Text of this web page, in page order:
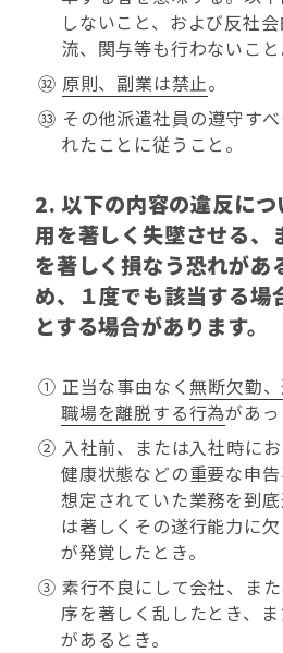
しないこと、および反社
流、関与等も行わないこと
㉜ 原則、副業は禁止。
㉝ その他派遣社員の遵守す
れたことに従うこと。
2. 以下の内容の違反に
用を著しく失墜させる、
を著しく損なう恐れがあ
め、１度でも該当する場
とする場合があります。
① 正当な事由なく無断欠勤
職場を離脱する行為があっ
② 入社前、または入社時にお
健康状態などの重要な申告
想定されていた業務を到
は著しくその遂行能力に
が発覚したとき。
③ 素行不良にして会社、ま
序を著しく乱したとき、
があるとき。